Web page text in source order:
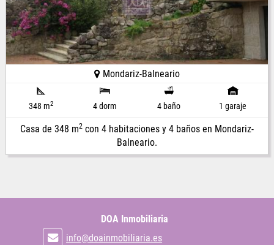
Mondariz-Balneario
348 m2 4 dorm 4 baño 1 garaje
Casa de 348 m2con 4 habitaciones y 4 baños en Mondariz-
Balneario.
DOA Inmobiliaria
info@doainmobiliaria.es